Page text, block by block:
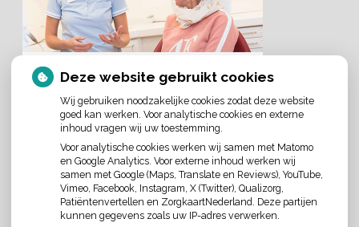
AANGESLOTEN BIJ:
Deze website gebruikt cookies
Wij gebruiken noodzakelijke cookies zodat deze website
goed kan werken. Voor analytische cookies en externe
inhoud vragen wij uw toestemming.
Voor analytische cookies werken wij samen met Matomo
en Google Analytics. Voor externe inhoud werken wij
samen met Google (Maps, Translate en Reviews), YouTube,
Vimeo, Facebook, Instagram, X (Twitter), Qualizorg,
Patiëntenvertellen en ZorgkaartNederland. Deze partijen
kunnen gegevens zoals uw IP-adres verwerken.